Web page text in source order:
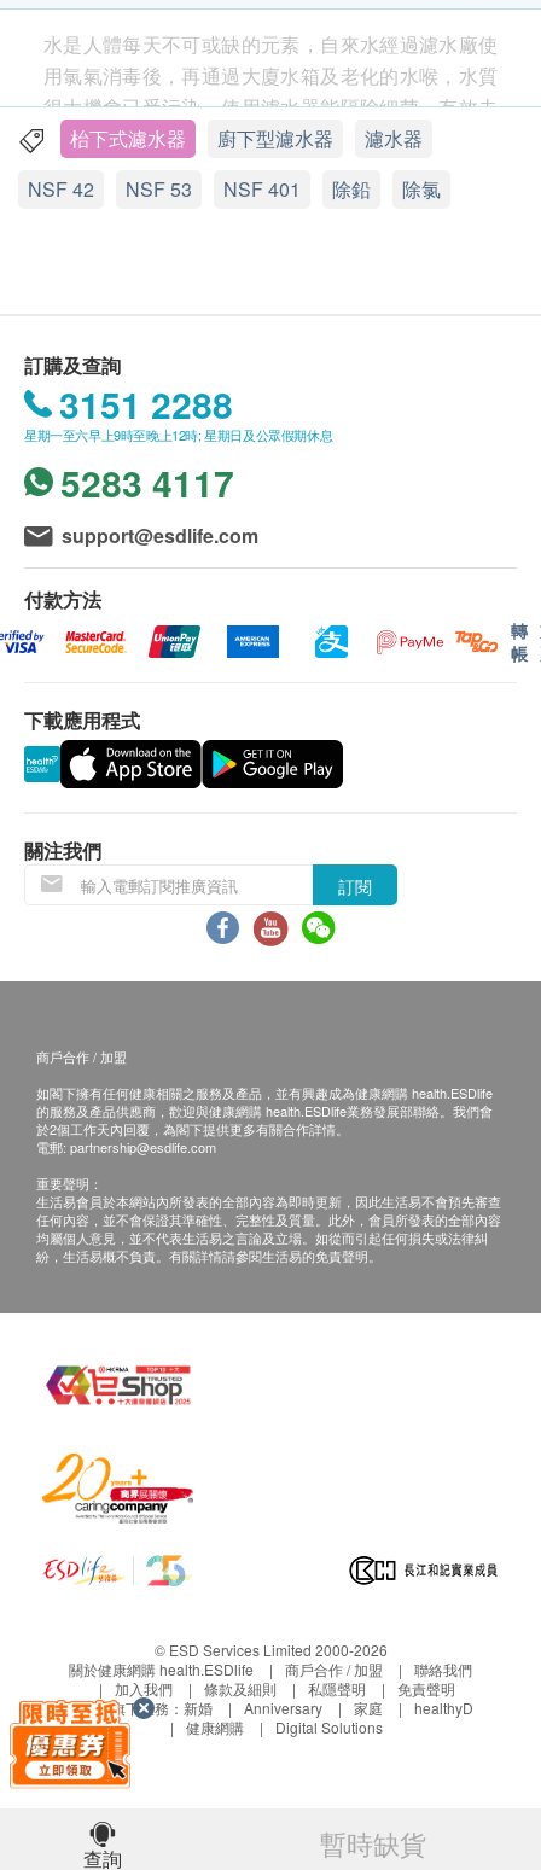
水是人體每天不可或缺的元素，自來水經過濾水廠使
用氯氣消毒後，再通過大廈水箱及老化的水喉，水質
很大機會已受污染。使用濾水器能隔除細菌、有效去
除沖農藥、氯氣及溶解性鉛等有害物質，更保留對人
水。
壓力範圍：40-120 psi（2.76-8.27 bar）
額定使用壽命：778加侖（2945升）
FKF051 Hydro Blue枱下式濾水系統：1 套
*產品售價並不包括安裝服務，如需要安裝服務，請於
下單後聯絡美康居客戶服務部 (電話: 24117280)，額
外安裝費用$500將由安裝技師收取。
枱下式濾水器 廚下型濾水器
濾水器
NSF 42
NSF 53 NSF 401 除鉛 除氯
查詢 暫時缺貨
訂購及查詢
3151 2288
星期一至六早上9時至晚上12時; 星期日及公眾假期休息
5283 4117
support@esdlife.com
付款方法
轉
帳
下載應用程式
關注我們
訂閱
商戶合作 / 加盟
如閣下擁有任何健康相關之服務及產品，並有興趣成為健康網購 health.ESDlife
的服務及產品供應商，歡迎與健康網購 health.ESDlife業務發展部聯絡。我們會
於2個工作天內回覆，為閣下提供更多有關合作詳情。
電郵: partnership@esdlife.com
重要聲明：
生活易會員於本網站內所發表的全部內容為即時更新，因此生活易不會預先審查
任何內容，並不會保證其準確性、完整性及質量。此外，會員所發表的全部內容
均屬個人意見，並不代表生活易之言論及立場。如從而引起任何損失或法律糾
紛，生活易概不負責。有關詳情請參閱生活易的免責聲明。
© ESD Services Limited 2000-2026
關於健康網購 health.ESDlife
商戶合作 / 加盟
聯絡我們
加入我們
條款及細則 私隱聲明
免責聲明
生活易旗下業務： 新婚 Anniversary 家庭
healthyD
健康網購
Digital Solutions